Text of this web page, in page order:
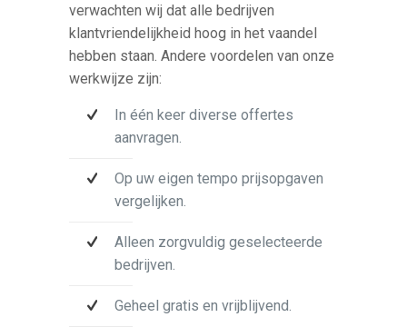
verwachten wij dat alle bedrijven
klantvriendelijkheid hoog in het vaandel
hebben staan. Andere voordelen van onze
werkwijze zijn:
In één keer diverse offertes
aanvragen.
Op uw eigen tempo prijsopgaven
vergelijken.
Alleen zorgvuldig geselecteerde
bedrijven.
Geheel gratis en vrijblijvend.